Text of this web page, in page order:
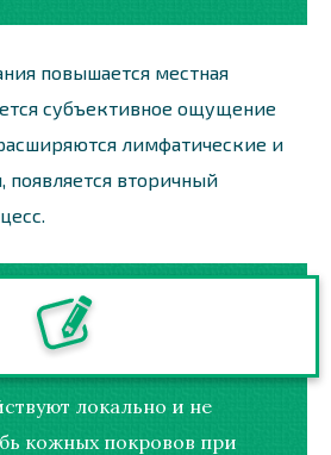
повышается местная
субъективное ощущение
лимфатические и
появляется вторичный
локально и не
кожных покровов при